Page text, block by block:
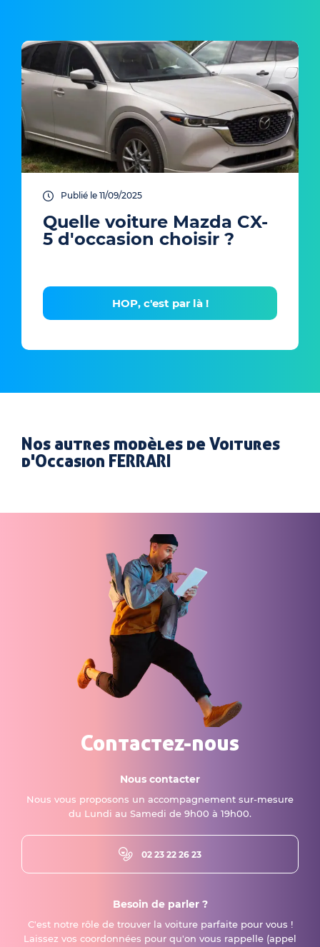
Publié le 11/09/2025
Quelle voiture Mazda CX-
5 d'occasion choisir ?
HOP, c'est par là !
Nos autres modèles de Voitures
d'Occasion FERRARI
Contactez-nous
Nous contacter
Nous vous proposons un accompagnement sur-mesure
du Lundi au Samedi de 9h00 à 19h00.
02 23 22 26 23
Besoin de parler ?
C'est notre rôle de trouver la voiture parfaite pour vous !
Laissez vos coordonnées pour qu'on vous rappelle (appel